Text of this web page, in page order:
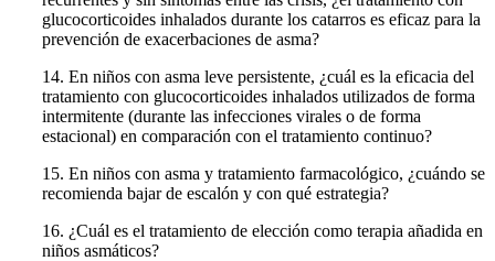
glucocorticoides inhalados durante los catarros es eficaz para la
prevención de exacerbaciones de asma?
14. En niños con asma leve persistente, ¿cuál es la eficacia del
tratamiento con glu­cocorticoides inhalados utilizados de forma
intermitente (durante las infecciones virales o de forma
estacional) en comparación con el tratamiento continuo?
15. En niños con asma y tratamiento farmacológico, ¿cuándo se
recomienda bajar de escalón y con qué estrategia?
16. ¿Cuál es el tratamiento de elección como terapia añadida en
niños asmáticos?